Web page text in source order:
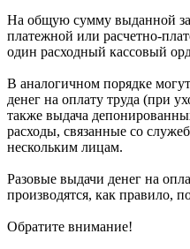
На общую сумму выданной
платежной или расчетно-
один расходный кассовый
В аналогичном порядке
денег на оплату труда (при
также выдача
расходы, связанные со
нескольким лицам.
Разовые выдачи денег на
производятся, как правило,
Обратите внимание!